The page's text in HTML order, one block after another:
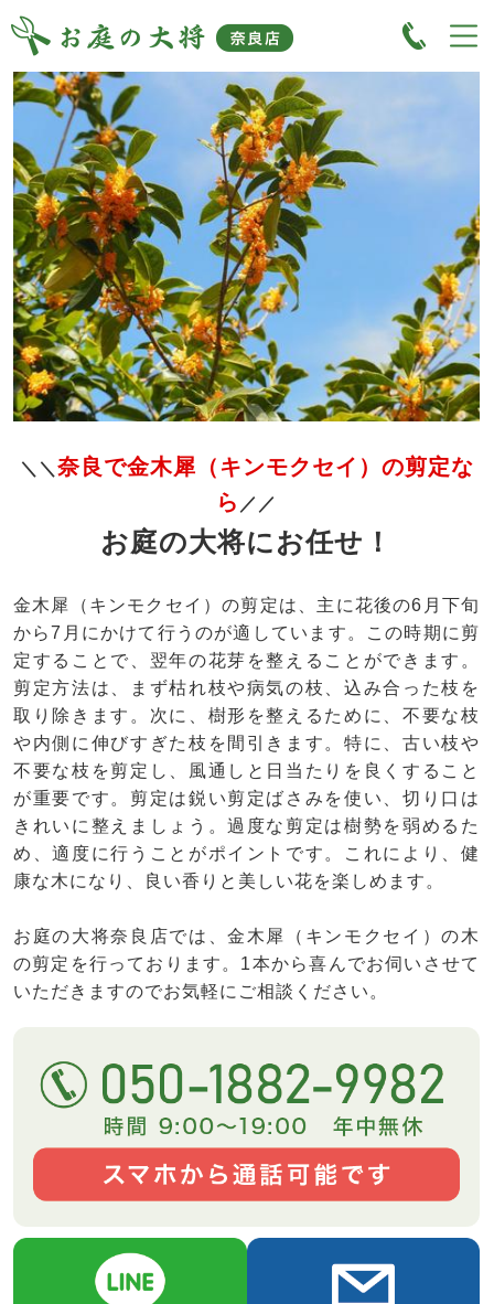
＼＼ 奈良で金木犀（キンモクセイ）の剪定な
ら ／／
お庭の大将にお任せ！
金木犀（キンモクセイ）の剪定は、主に花後の6月下旬
から7月にかけて行うのが適しています。この時期に剪
定することで、翌年の花芽を整えることができます。
剪定方法は、まず枯れ枝や病気の枝、込み合った枝を
取り除きます。次に、樹形を整えるために、不要な枝
や内側に伸びすぎた枝を間引きます。特に、古い枝や
不要な枝を剪定し、風通しと日当たりを良くすること
が重要です。剪定は鋭い剪定ばさみを使い、切り口は
きれいに整えましょう。過度な剪定は樹勢を弱めるた
め、適度に行うことがポイントです。これにより、健
康な木になり、良い香りと美しい花を楽しめます。
お庭の大将奈良店では、金木犀（キンモクセイ）の木
の剪定を行っております。1本から喜んでお伺いさせて
いただきますのでお気軽にご相談ください。